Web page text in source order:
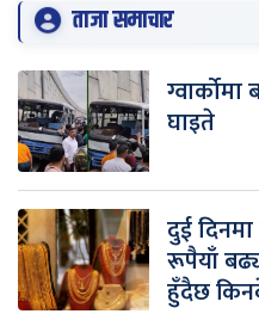
ताजा समाचार
घाइते
दुई
रूपैयाँ
हुँदैछ